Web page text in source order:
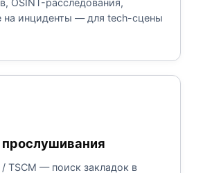
на инциденты — для tech-сцены
TSCM — поиск закладок в